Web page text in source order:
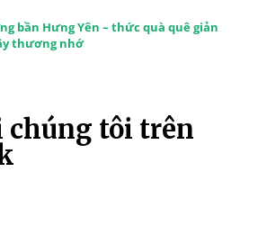
bần Hưng Yên – thức quà quê giản
thương nhớ
chúng tôi trên